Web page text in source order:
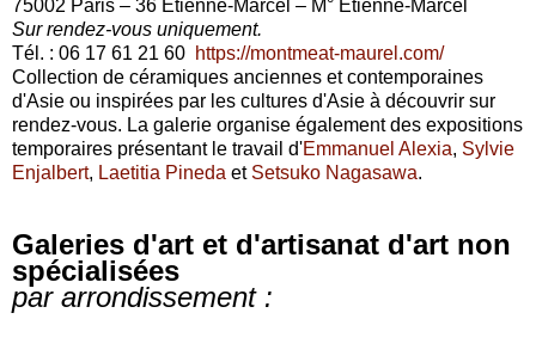
75002 Paris – 36 Etienne-Marcel – M° Etienne-Marcel
Sur rendez-vous uniquement.
Tél. : 06 17 61 21 60 https://montmeat-maurel.com/
Collection de céramiques anciennes et contemporaines
d'Asie ou inspirées par les cultures d'Asie à découvrir sur
rendez-vous. La galerie organise également des expositions
temporaires présentant le travail d'Emmanuel Alexia, Sylvie
Enjalbert, Laetitia Pineda et Setsuko Nagasawa.
Galeries d'art et d'artisanat d'art non
spécialisées
par arrondissement :